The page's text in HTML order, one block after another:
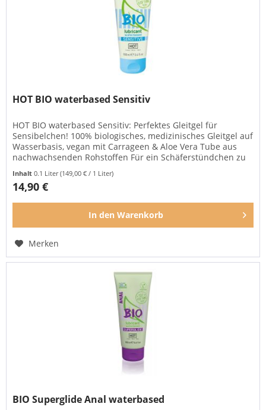
HOT BIO waterbased Sensitiv
HOT BIO waterbased Sensitiv: Perfektes Gleitgel für
Sensibelchen! 100% biologisches, medizinisches Gleitgel auf
Wasserbasis, vegan mit Carrageen & Aloe Vera Tube aus
nachwachsenden Rohstoffen Für ein Schäferstündchen zu
Inhalt0.1 Liter(149,00 € / 1 Liter)
14,90 €
In den Warenkorb
Merken
BIO Superglide Anal waterbased